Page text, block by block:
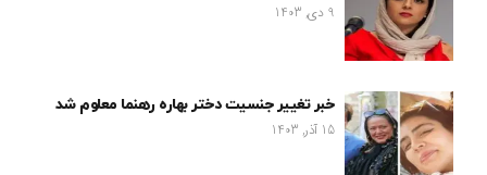
9 دی, 1403
خبر تغییر جنسیت دختر بهاره رهنما معلوم شد
15 آذر, 1403